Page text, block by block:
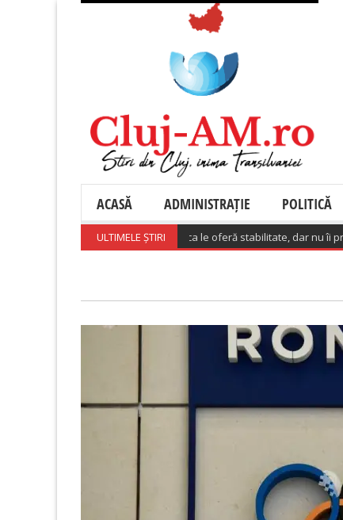
ACASĂ ADMINISTRAȚIE POLITICĂ
ULTIMELE ȘTIRI
dintre angajați spun că munca le oferă stabilitate, dar nu îi